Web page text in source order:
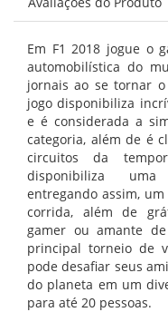
Em F1 2018 jogue o
automobilística do
jornais ao se tornar
jogo disponibiliza
e é considerada a
categoria, além de é
circuitos da
disponibiliza uma
entregando assim,
corrida, além de
gamer ou amante
principal torneio de
pode desafiar seus
do planeta em um
para até 20 pessoas.